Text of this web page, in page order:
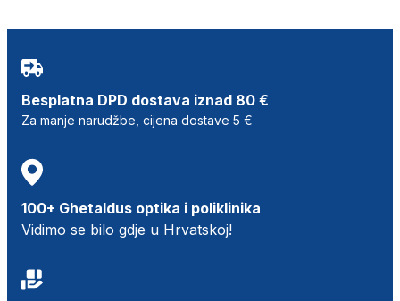
Besplatna DPD dostava iznad 80 €
Za manje narudžbe, cijena dostave 5 €
100+ Ghetaldus optika i poliklinika
Vidimo se bilo gdje u Hrvatskoj!